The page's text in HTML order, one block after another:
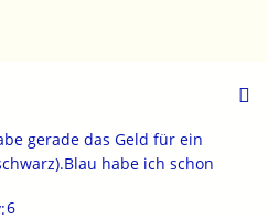
gerade das Geld für ein
habe ich schon
6